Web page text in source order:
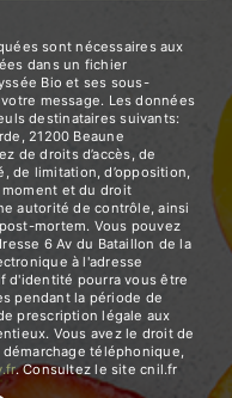
sont nécessaires aux
dans un fichier
Bio et ses sous-
message. Les données
destinataires suivants:
21200 Beaune
de droits d’accès, de
de limitation, d’opposition,
et du droit
autorité de contrôle, ainsi
mortem. Vous pouvez
6 Av du Bataillon de la
à l'adresse
d'identité pourra vous être
pendant la période de
prescription légale aux
Vous avez le droit de
téléphonique,
. Consultez le site cnil.fr